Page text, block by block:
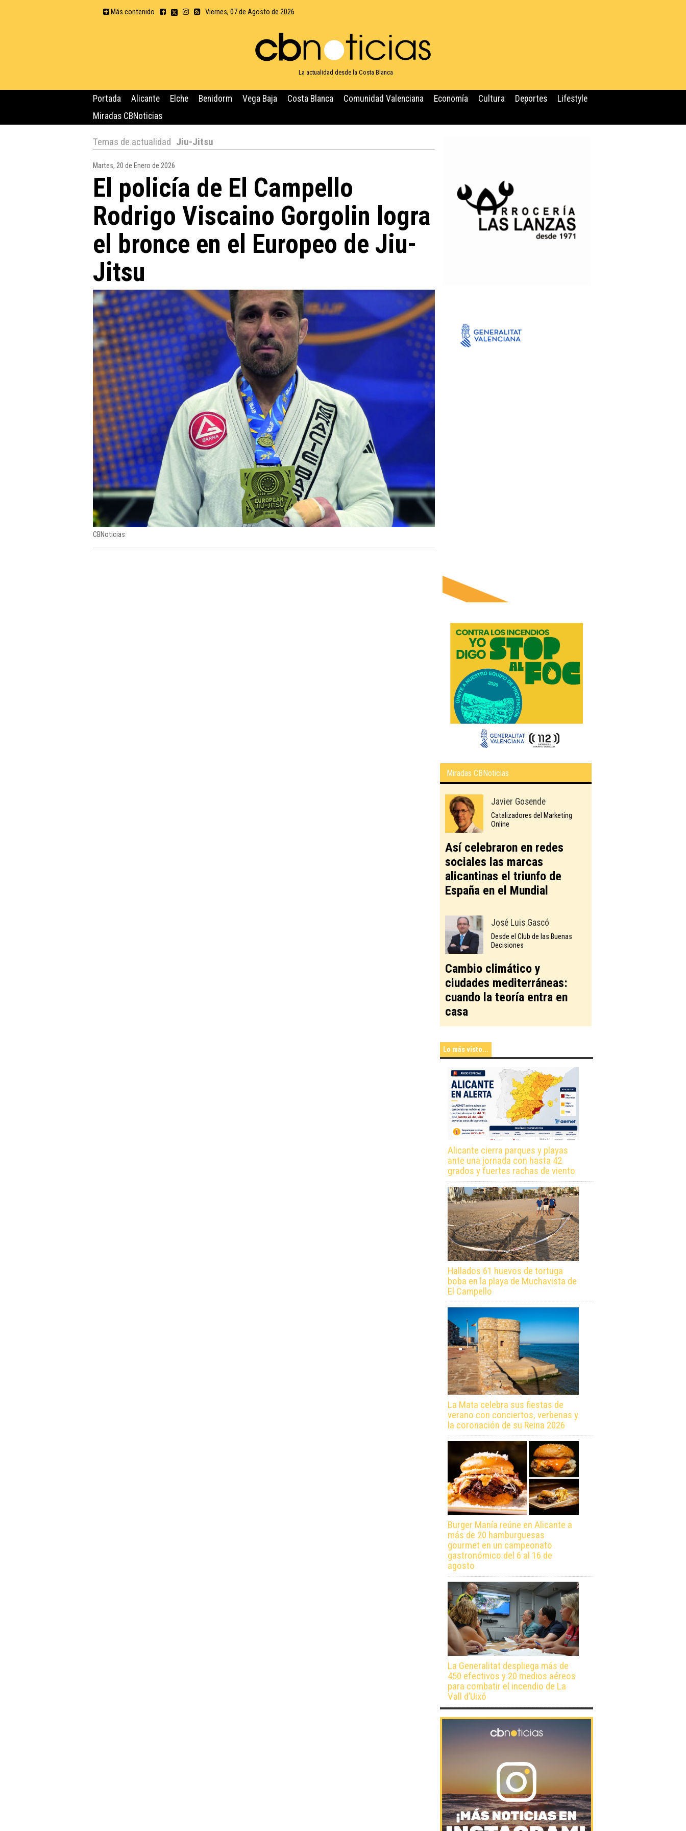
Más contenido Viernes, 07 de Agosto de 2026
La actualidad desde la Costa Blanca
Portada Alicante Elche Benidorm Vega Baja Costa Blanca Comunidad Valenciana Economía Cultura Deportes
Lifestyle
Miradas CBNoticias
Temas de actualidad Jiu-Jitsu
Martes, 20 de Enero de 2026
El policía de El Campello
Rodrigo Viscaino Gorgolin logra
el bronce en el Europeo de Jiu-
Jitsu
CBNoticias
Miradas CBNoticias
Javier Gosende
Catalizadores del Marketing
Online
Así celebraron en redes
sociales las marcas
alicantinas el triunfo de
España en el Mundial
José Luis Gascó
Desde el Club de las Buenas
Decisiones
Cambio climático y
ciudades mediterráneas:
cuando la teoría entra en
casa
Lo más visto...
Alicante cierra parques y playas
ante una jornada con hasta 42
grados y fuertes rachas de viento
Hallados 61 huevos de tortuga
boba en la playa de Muchavista de
El Campello
La Mata celebra sus fiestas de
verano con conciertos, verbenas y
la coronación de su Reina 2026
Burger Manía reúne en Alicante a
más de 20 hamburguesas
gourmet en un campeonato
gastronómico del 6 al 16 de
agosto
La Generalitat despliega más de
450 efectivos y 20 medios aéreos
para combatir el incendio de La
Vall d’Uixó